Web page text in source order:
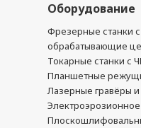
Оборудование
Фрезерные станки
обрабатывающие
Токарные станки с
Планшетные
Лазерные гравёры